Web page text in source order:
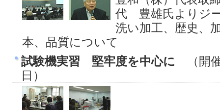
代 豊雄氏よりジ
洗い加工、歴史、
本、品質について
試験機実習 堅牢度を中心に
（開
日）